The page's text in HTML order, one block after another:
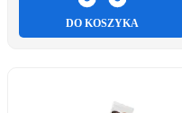
DO KOSZYKA